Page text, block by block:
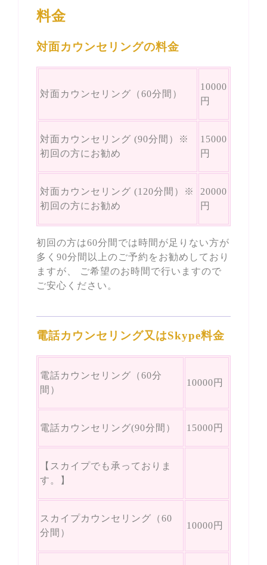
料金
対面カウンセリングの料金
対面カウンセリング（60分間）
10000
円
対面カウンセリング (90分間）※
初回の方にお勧め
15000
円
対面カウンセリング (120分間）※
初回の方にお勧め
20000
円
初回の方は60分間では時間が足りない方が
多く90分間以上のご予約をお勧めしており
ますが、 ご希望のお時間で行いますので
ご安心ください。
電話カウンセリング又はSkype料金
電話カウンセリング（60分
間）
10000円
電話カウンセリング(90分間） 15000円
【スカイプでも承っておりま
す。】
スカイプカウンセリング（60
分間）
10000円